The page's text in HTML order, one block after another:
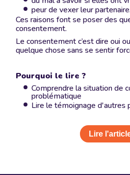
peur de vexer leur partenaire.
Ces raisons font se poser des
consentement.
Le consentement c’est dire oui
quelque chose sans se sentir
Pourquoi le lire ?
Comprendre la situation de
problématique
Lire le témoignage d'autres
Lire